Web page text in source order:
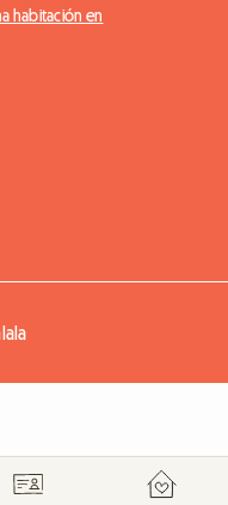
habitación en